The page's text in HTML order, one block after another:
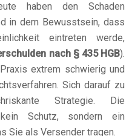
haben den Schaden
in dem Bewusstsein, dass
eintreten werde,
nach § 435 HGB).
extrem schwierig und
Sich darauf zu
Strategie. Die
Schutz, sondern ein
Sie als Versender tragen.